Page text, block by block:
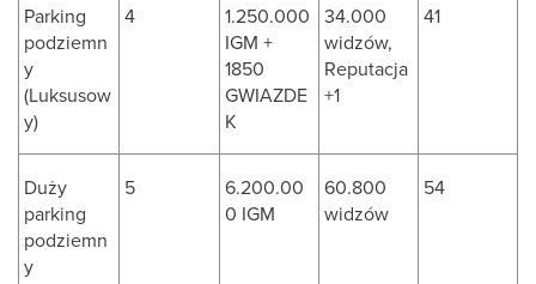
Parking
podziemn
y
(Luksusow
y)
4
1.250.000
IGM +
1850
GWIAZDE
K
34.000
widzów,
Reputacja
+1
41
Duży
parking
podziemn
y
5
6.200.00
0 IGM
60.800
widzów
54